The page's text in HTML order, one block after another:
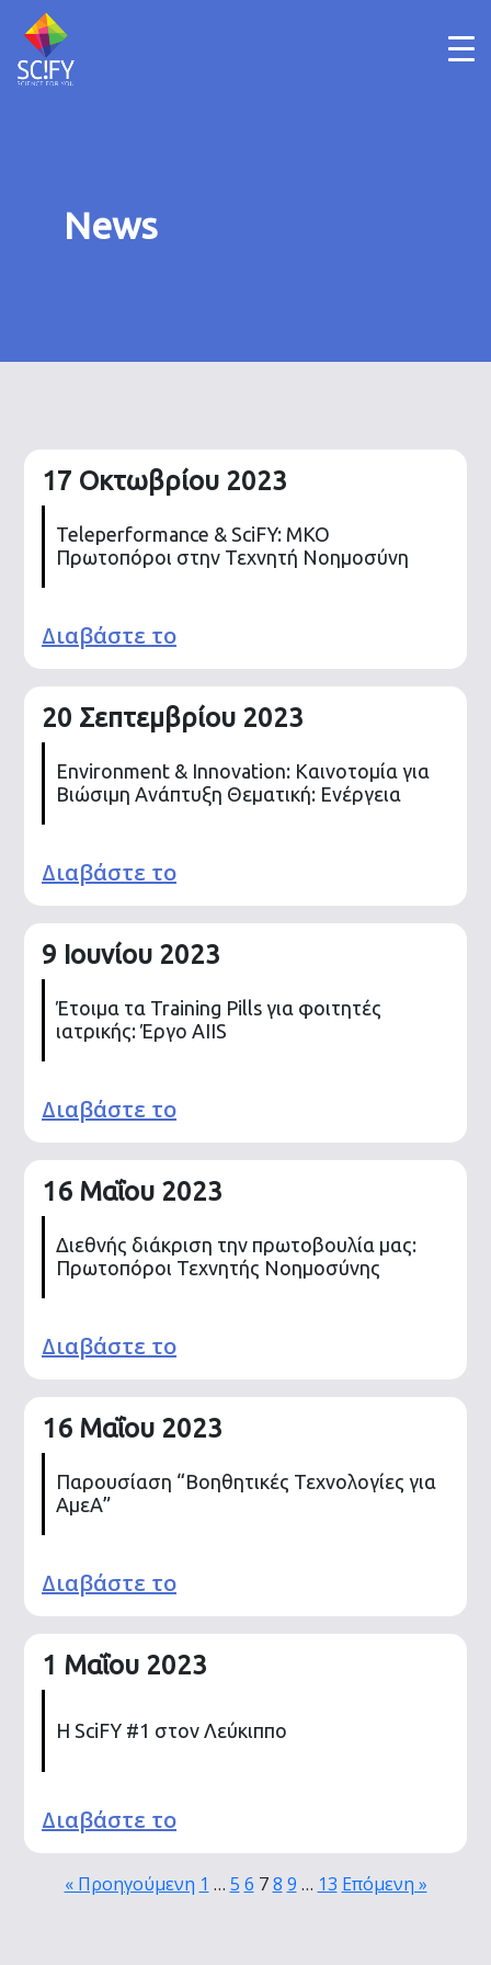
Skip
News
17 Οκτωβρίου 2023
Teleperformance & SciFY: ΜΚΟ
Πρωτοπόροι στην Τεχνητή Νοημοσύνη
Διαβάστε το
20 Σεπτεμβρίου 2023
Environment & Innovation: Καινοτομία για
Βιώσιμη Ανάπτυξη Θεματική: Ενέργεια
Διαβάστε το
9 Ιουνίου 2023
Έτοιμα τα Training Pills για φοιτητές
ιατρικής: Έργο AIIS
Διαβάστε το
16 Μαΐου 2023
Διεθνής διάκριση την πρωτοβουλία μας:
Πρωτοπόροι Τεχνητής Νοημοσύνης
Διαβάστε το
16 Μαΐου 2023
Παρουσίαση “Βοηθητικές Τεχνολογίες για
ΑμεΑ”
Διαβάστε το
1 Μαΐου 2023
Η SciFY #1 στον Λεύκιππο
Διαβάστε το
« Προηγούμενη 1 … 5 6 7 8 9 … 13 Επόμενη »